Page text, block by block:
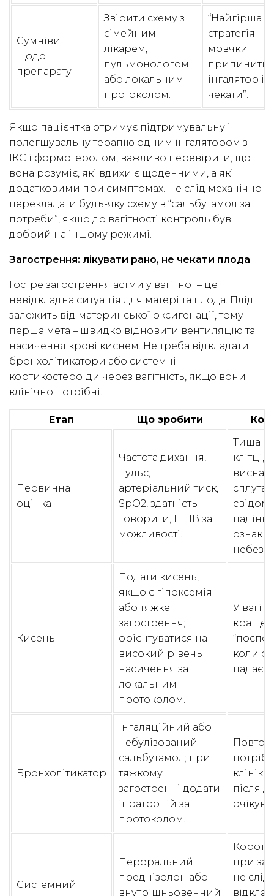
Сумніви
щодо
препарату
Звірити схему з
сімейним
лікарем,
пульмонологом
або локальним
протоколом.
“Найгірша
стратегія –
мовчки
припинити
інгалятор і
чекати”.
Якщо пацієнтка отримує підтримувальну і
полегшувальну терапію одним інгалятором з
ІКС і формотеролом, важливо перевірити, що
вона розуміє, які вдихи є щоденними, а які
додатковими при симптомах. Не слід механічно
перекладати будь-яку схему в “сальбутамол за
потреби”, якщо до вагітності контроль був
добрий на іншому режимі.
Загострення: лікувати рано, не чекати плода
Гостре загострення астми у вагітної – це
невідкладна ситуація для матері та плода. Плід
залежить від материнської оксигенації, тому
перша мета – швидко відновити вентиляцію та
насичення крові киснем. Не треба відкладати
бронхолітикатори або системні
кортикостероїди через вагітність, якщо вони
клінічно потрібні.
Етап Що зробити
Первинна
оцінка
Частота дихання,
пульс,
артеріальний тиск,
SpO2, здатність
говорити, ПШВ за
можливості.
Тиша в
клітці,
ознаки
Кисень
Подати кисень,
якщо є гіпоксемія
або тяжке
загострення;
орієнтуватися на
високий рівень
насичення за
локальним
протоколом.
У
краще
коли
падає.
Бронхолітикатор
Інгаляційний або
небулізований
сальбутамол; при
тяжкому
загостренні додати
іпратропій за
протоколом.
після
Системний
Пероральний
преднізолон або
внутрішньовенний
при
не слід